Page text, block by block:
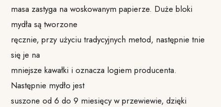
masa zastyga na woskowanym papierze. Duże bloki
mydła są tworzone
ręcznie, przy użyciu tradycyjnych metod, następnie tnie
się je na
mniejsze kawałki i oznacza logiem producenta.
Następnie mydło jest
suszone od 6 do 9 miesięcy w przewiewie, dzięki